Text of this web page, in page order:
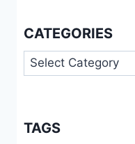
CATEGORIES
Categories
TAGS